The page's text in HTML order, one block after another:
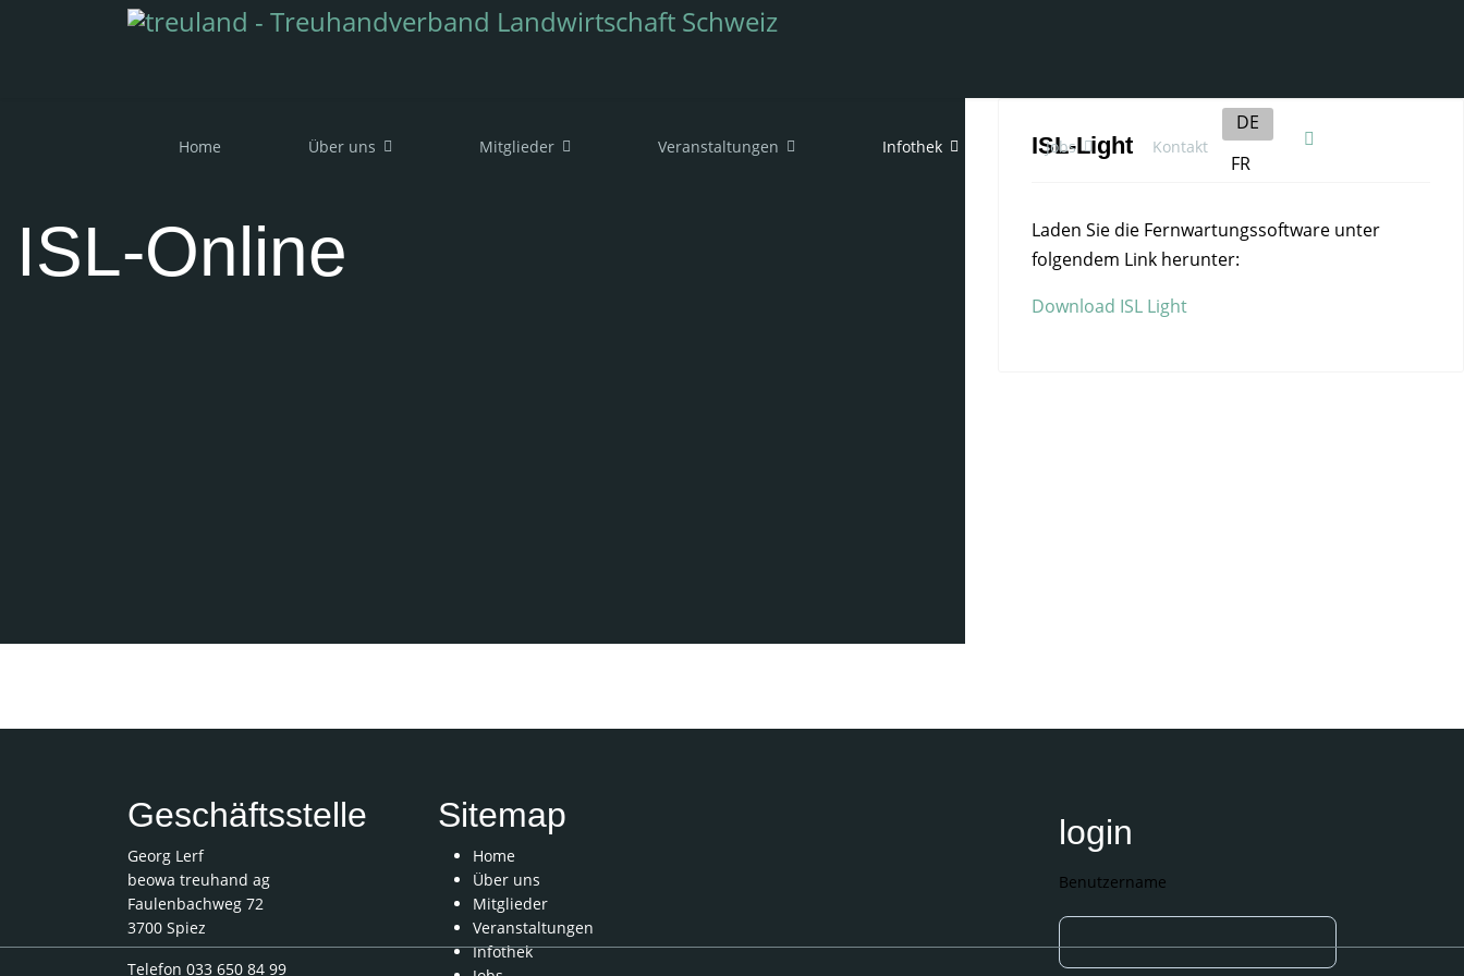
Home Über uns Mitglieder Veranstaltungen Infothek Jobs Kontakt
Sprache auswählen
DE
FR
ISL-Online
ISL-Light
Laden Sie die Fernwartungssoftware unter
folgendem Link herunter:
Download ISL Light
Geschäftsstelle
Georg Lerf
beowa treuhand ag
Faulenbachweg 72
3700 Spiez
Telefon 033 650 84 99
Sitemap
Home
Über uns
Mitglieder
Veranstaltungen
Infothek
login
Benutzername